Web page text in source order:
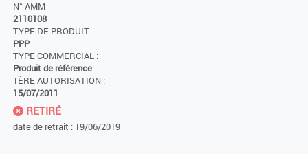
N° AMM
2110108
TYPE DE PRODUIT :
PPP
TYPE COMMERCIAL :
Produit de référence
1ÈRE AUTORISATION :
15/07/2011
RETIRÉ
date de retrait : 19/06/2019